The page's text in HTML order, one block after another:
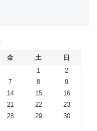
金 土
日
1
2
7 8
9
14 15
16
21 22
23
28 29
30